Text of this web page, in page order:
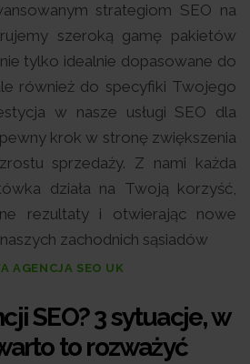
strategiom SEO na
szeroką gamę pakietów
tylko idealnie dopasowane do
również do specyfiki Twojego
w nasze usługi SEO dla
krok w stronę zwiększenia
sprzedaży. Z nami każda
działa na Twoją korzyść,
rezultaty i otwierając nowe
zachodnich sąsiadów
AGENCJA SEO UK
SEO? 3 sytuacje, w
to rozważyć